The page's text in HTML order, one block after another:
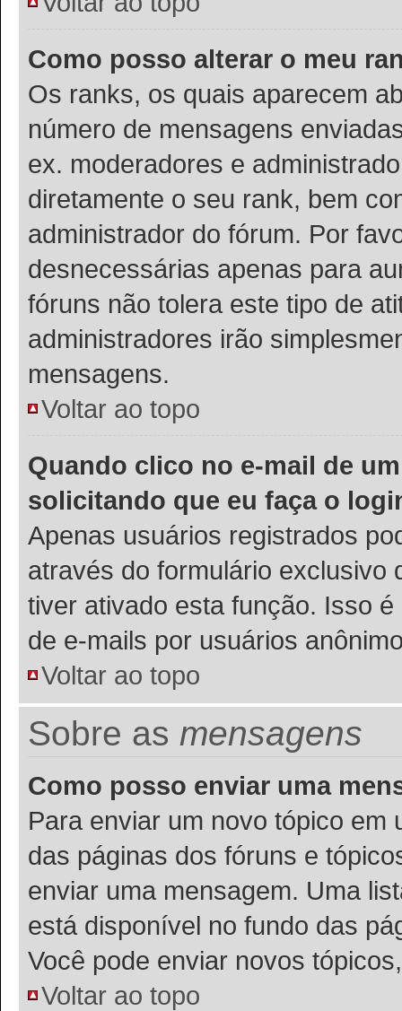
Como posso alterar o meu
Os ranks, os quais aparecem
número de mensagens
ex. moderadores e
diretamente o seu rank, bem
administrador do fórum. Por
desnecessárias apenas para
fóruns não tolera este tipo de
administradores irão
mensagens.
Voltar ao topo
Quando clico no e-mail de
solicitando que eu faça o
Apenas usuários registrados
através do formulário exclusivo
tiver ativado esta função. Isso
de e-mails por usuários
Voltar ao topo
Sobre as mensagens
Como posso enviar uma
Para enviar um novo tópico em
das páginas dos fóruns e
enviar uma mensagem. Uma
está disponível no fundo das
Você pode enviar novos
Voltar ao topo